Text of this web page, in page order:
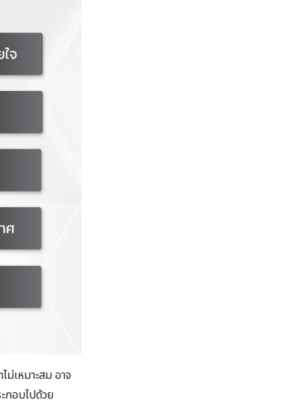
เหมาะสม อาจ
กอบไปด้วย